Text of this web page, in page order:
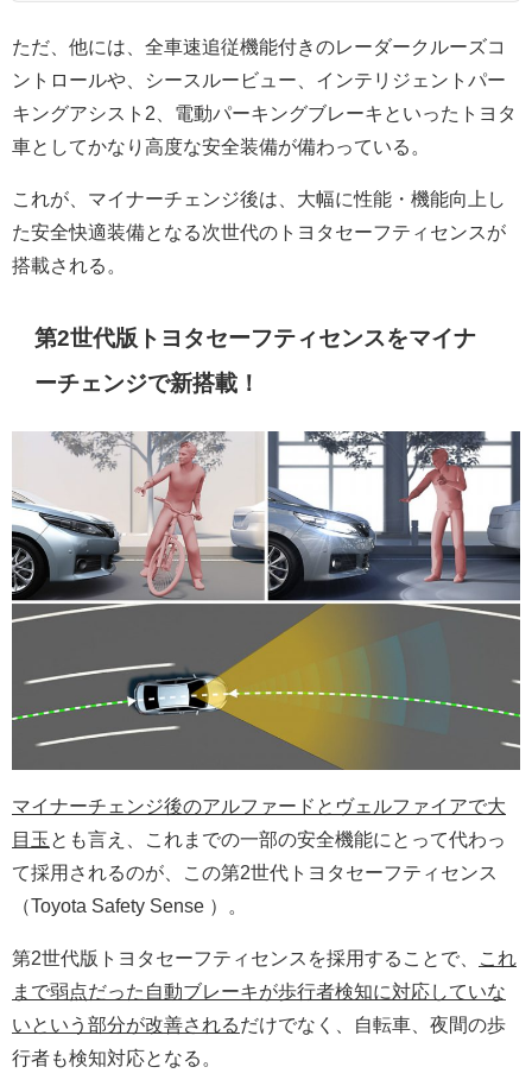
ただ、他には、全車速追従機能付きのレーダークルーズコ
ントロールや、シースルービュー、インテリジェントパー
キングアシスト2、電動パーキングブレーキといったトヨタ
車としてかなり高度な安全装備が備わっている。
これが、マイナーチェンジ後は、大幅に性能・機能向上し
た安全快適装備となる次世代のトヨタセーフティセンスが
搭載される。
第2世代版トヨタセーフティセンスをマイナ
ーチェンジで新搭載！
マイナーチェンジ後のアルファードとヴェルファイアで大
目玉 とも言え、これまでの一部の安全機能にとって代わっ
て採用されるのが、この第2世代トヨタセーフティセンス
（Toyota Safety Sense ）。
第2世代版トヨタセーフティセンスを採用することで、
これ
まで弱点だった自動ブレーキが歩行者検知に対応していな
いという部分が改善されるだけでなく、自転車、夜間の歩
行者も検知対応となる。